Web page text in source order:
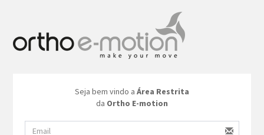
Seja bem vindo a Área Restrita
da Ortho E-motion